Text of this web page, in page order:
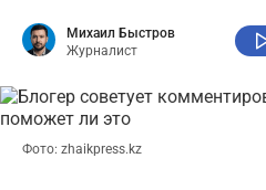
Михаил Быстров
Журналист
Фото: zhaikpress.kz